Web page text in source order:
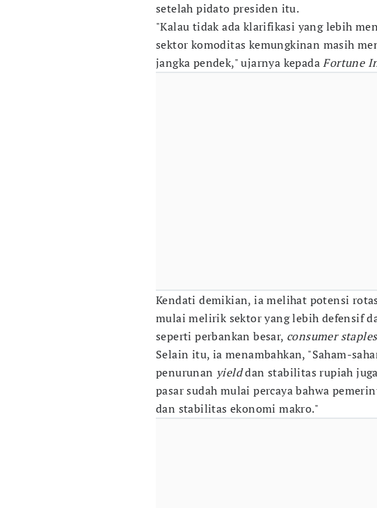
setelah pidato presiden itu.
"Kalau tidak ada klarifikasi yang lebih
sektor komoditas kemungkinan masih
jangka pendek," ujarnya kepadaFortune
Kendati demikian, ia melihat potensi
mulai melirik sektor yang lebih defensif
seperti perbankan besar, consumer staples
Selain itu, ia menambahkan, "Saham-
penurunan yielddan stabilitas rupiah
pasar sudah mulai percaya bahwa
dan stabilitas ekonomi makro."